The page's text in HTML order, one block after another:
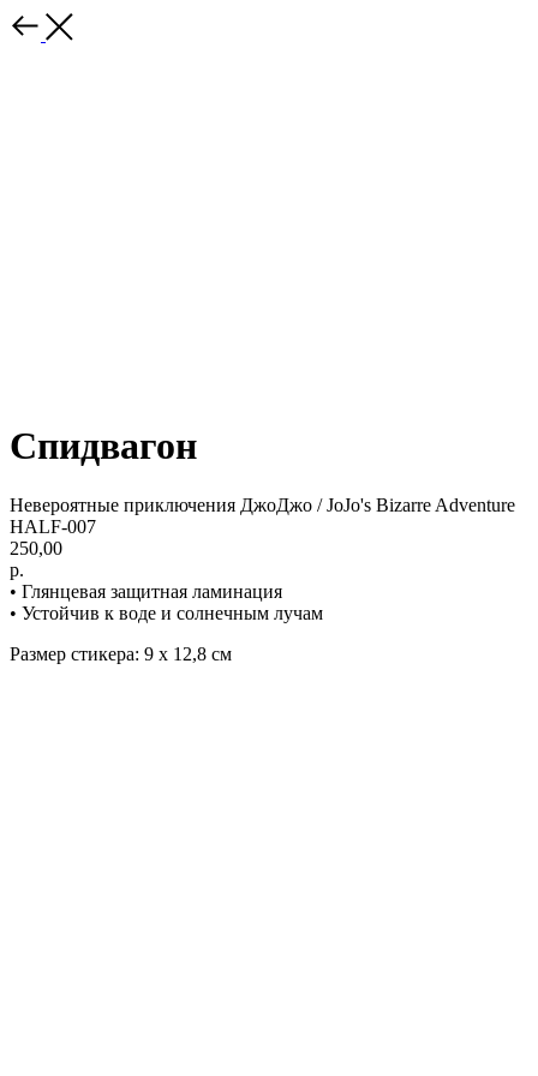
Спидвагон
Невероятные приключения ДжоДжо / JoJo's Bizarre Adventure
HALF-007
250,00
р.
• Глянцевая защитная ламинация
• Устойчив к воде и солнечным лучам
Размер стикера: 9 х 12,8 см